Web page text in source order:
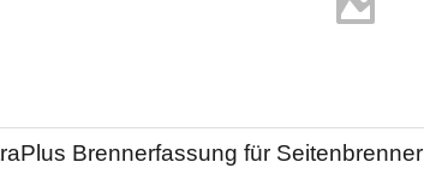
Brennerfassung für Seitenbrenner